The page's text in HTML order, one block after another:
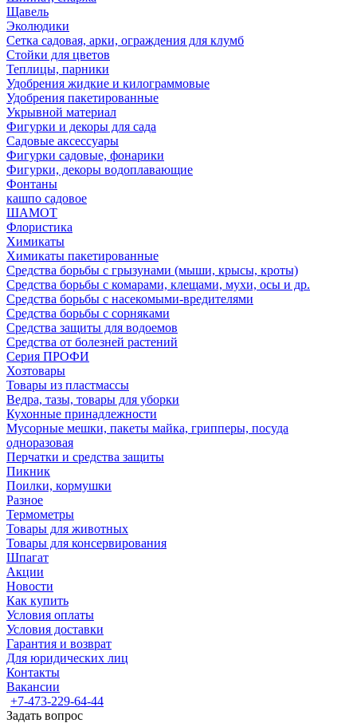
Щавель
Эколюдики
Сетка садовая, арки, ограждения для клумб
Стойки для цветов
Теплицы, парники
Удобрения жидкие и килограммовые
Удобрения пакетированные
Укрывной материал
Фигурки и декоры для сада
Садовые аксессуары
Фигурки садовые, фонарики
Фигурки, декоры водоплавающие
Фонтаны
кашпо садовое
ШАМОТ
Флористика
Химикаты
Химикаты пакетированные
Средства борьбы с грызунами (мыши, крысы, кроты)
Средства борьбы с комарами, клещами, мухи, осы и др.
Средства борьбы с насекомыми-вредителями
Средства борьбы с сорняками
Средства защиты для водоемов
Средства от болезней растений
Серия ПРОФИ
Хозтовары
Товары из пластмассы
Ведра, тазы, товары для уборки
Кухонные принадлежности
Мусорные мешки, пакеты майка, грипперы, посуда
одноразовая
Перчатки и средства защиты
Пикник
Поилки, кормушки
Разное
Термометры
Товары для животных
Товары для консервирования
Шпагат
Акции
Новости
Как купить
Условия оплаты
Условия доставки
Гарантия и возврат
Для юридических лиц
Контакты
Вакансии
+7-473-229-64-44
Задать вопрос